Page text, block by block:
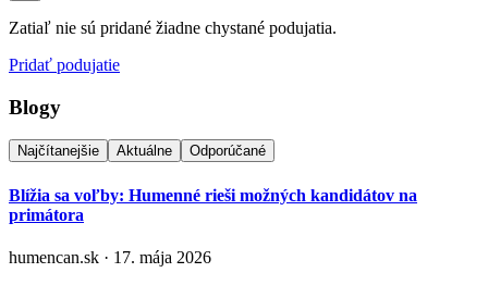
Zatiaľ nie sú pridané žiadne chystané podujatia.
Pridať podujatie
Blogy
Najčítanejšie Aktuálne Odporúčané
Blížia sa voľby: Humenné rieši možných kandidátov na
primátora
humencan.sk · 17. mája 2026